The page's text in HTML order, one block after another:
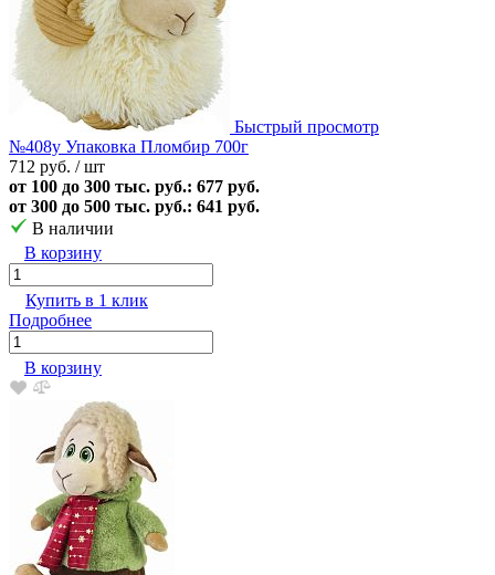
Быстрый просмотр
№408у Упаковка Пломбир 700г
712 руб. / шт
от 100 до 300 тыс. руб.: 677 руб.
от 300 до 500 тыс. руб.: 641 руб.
В наличии
В корзину
Купить в 1 клик
Подробнее
В корзину